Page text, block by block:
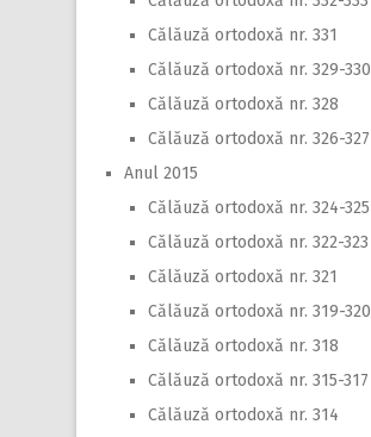
Călăuză ortodoxă nr. 331
Călăuză ortodoxă nr. 329-330
Călăuză ortodoxă nr. 328
Călăuză ortodoxă nr. 326-327
Anul 2015
Călăuză ortodoxă nr. 324-325
Călăuză ortodoxă nr. 322-323
Călăuză ortodoxă nr. 321
Călăuză ortodoxă nr. 319-320
Călăuză ortodoxă nr. 318
Călăuză ortodoxă nr. 315-317
Călăuză ortodoxă nr. 314